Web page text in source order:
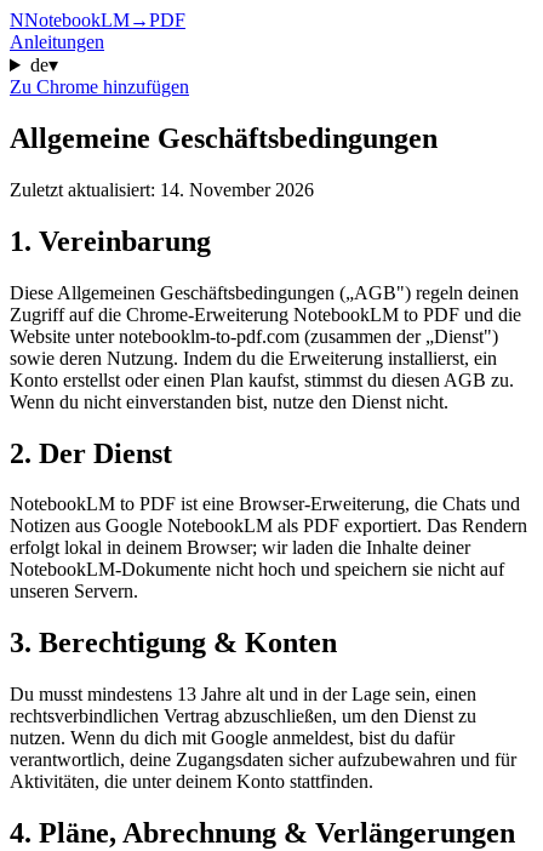
NNotebookLM→PDF
Anleitungen
de▾
Zu Chrome hinzufügen
Allgemeine Geschäftsbedingungen
Zuletzt aktualisiert: 14. November 2026
1. Vereinbarung
Diese Allgemeinen Geschäftsbedingungen („AGB") regeln deinen
Zugriff auf die Chrome-Erweiterung NotebookLM to PDF und die
Website unter notebooklm-to-pdf.com (zusammen der „Dienst")
sowie deren Nutzung. Indem du die Erweiterung installierst, ein
Konto erstellst oder einen Plan kaufst, stimmst du diesen AGB zu.
Wenn du nicht einverstanden bist, nutze den Dienst nicht.
2. Der Dienst
NotebookLM to PDF ist eine Browser-Erweiterung, die Chats und
Notizen aus Google NotebookLM als PDF exportiert. Das Rendern
erfolgt lokal in deinem Browser; wir laden die Inhalte deiner
NotebookLM-Dokumente nicht hoch und speichern sie nicht auf
unseren Servern.
3. Berechtigung & Konten
Du musst mindestens 13 Jahre alt und in der Lage sein, einen
rechtsverbindlichen Vertrag abzuschließen, um den Dienst zu
nutzen. Wenn du dich mit Google anmeldest, bist du dafür
verantwortlich, deine Zugangsdaten sicher aufzubewahren und für
Aktivitäten, die unter deinem Konto stattfinden.
4. Pläne, Abrechnung & Verlängerungen